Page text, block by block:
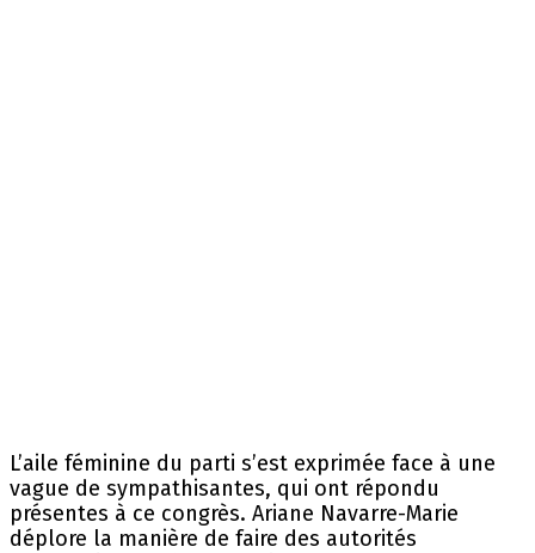
L’aile féminine du parti s’est exprimée face à une
vague de sympathisantes, qui ont répondu
présentes à ce congrès. Ariane Navarre-Marie
déplore la manière de faire des autorités